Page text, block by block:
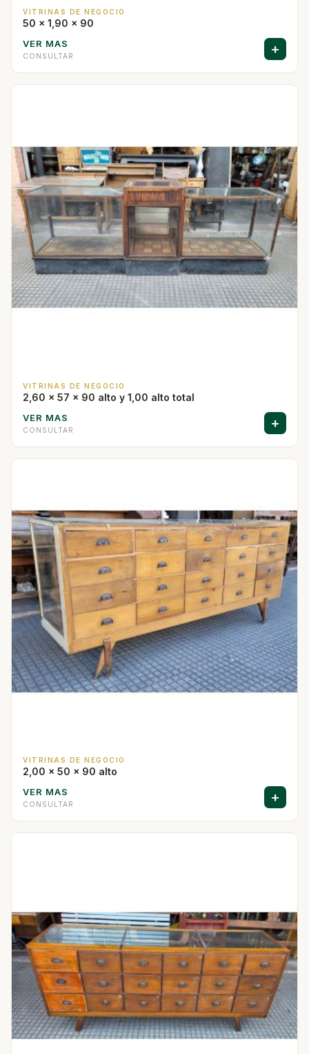
VITRINAS DE NEGOCIO
50 x 1,90 x 90
VER MAS
CONSULTAR +
VITRINAS DE NEGOCIO
2,60 x 57 x 90 alto y 1,00 alto total
VER MAS
CONSULTAR +
VITRINAS DE NEGOCIO
2,00 x 50 x 90 alto
VER MAS
CONSULTAR +